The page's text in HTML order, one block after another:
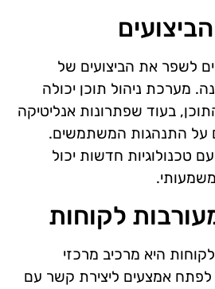
לשפר את הביצועים של
מערכת ניהול תוכן יכולה
בעוד שפתרונות אנליטיקה
על התנהגות המשתמשים.
טכנולוגיות חדשות יכול
לקוחות
היא מרכיב מרכזי
לפתח אמצעים ליצירת קשר עם